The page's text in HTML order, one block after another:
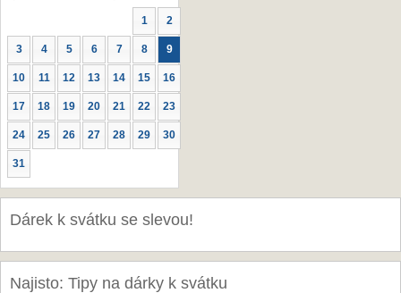
1 2
3 4 5 6 7 8 9
10 11 12 13 14 15 16
17 18 19 20 21 22 23
24 25 26 27 28 29 30
31
Dárek k svátku se slevou!
Najisto: Tipy na dárky k svátku